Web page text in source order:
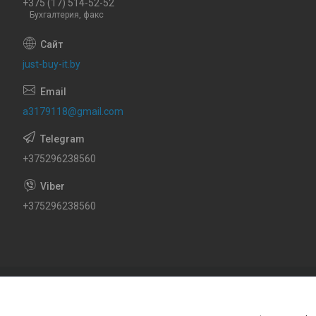
+375 (17) 514-52-52
Бухгалтерия, факс
just-buy-it.by
a3179118@gmail.com
+375296238560
+375296238560